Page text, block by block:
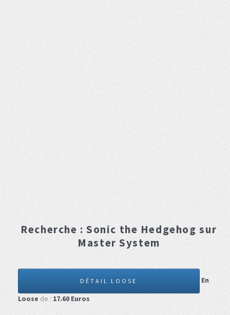
Recherche :Sonic the Hedgehog sur
Master System
DÉTAIL LOOSE
En
Loose de : 17.60 Euros